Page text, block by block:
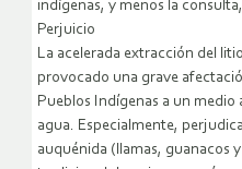
indígenas, y menos la
Perjuicio
La acelerada extracción del
provocado una grave
Pueblos Indígenas a un medio
agua. Especialmente,
auquénida (llamas, guanacos